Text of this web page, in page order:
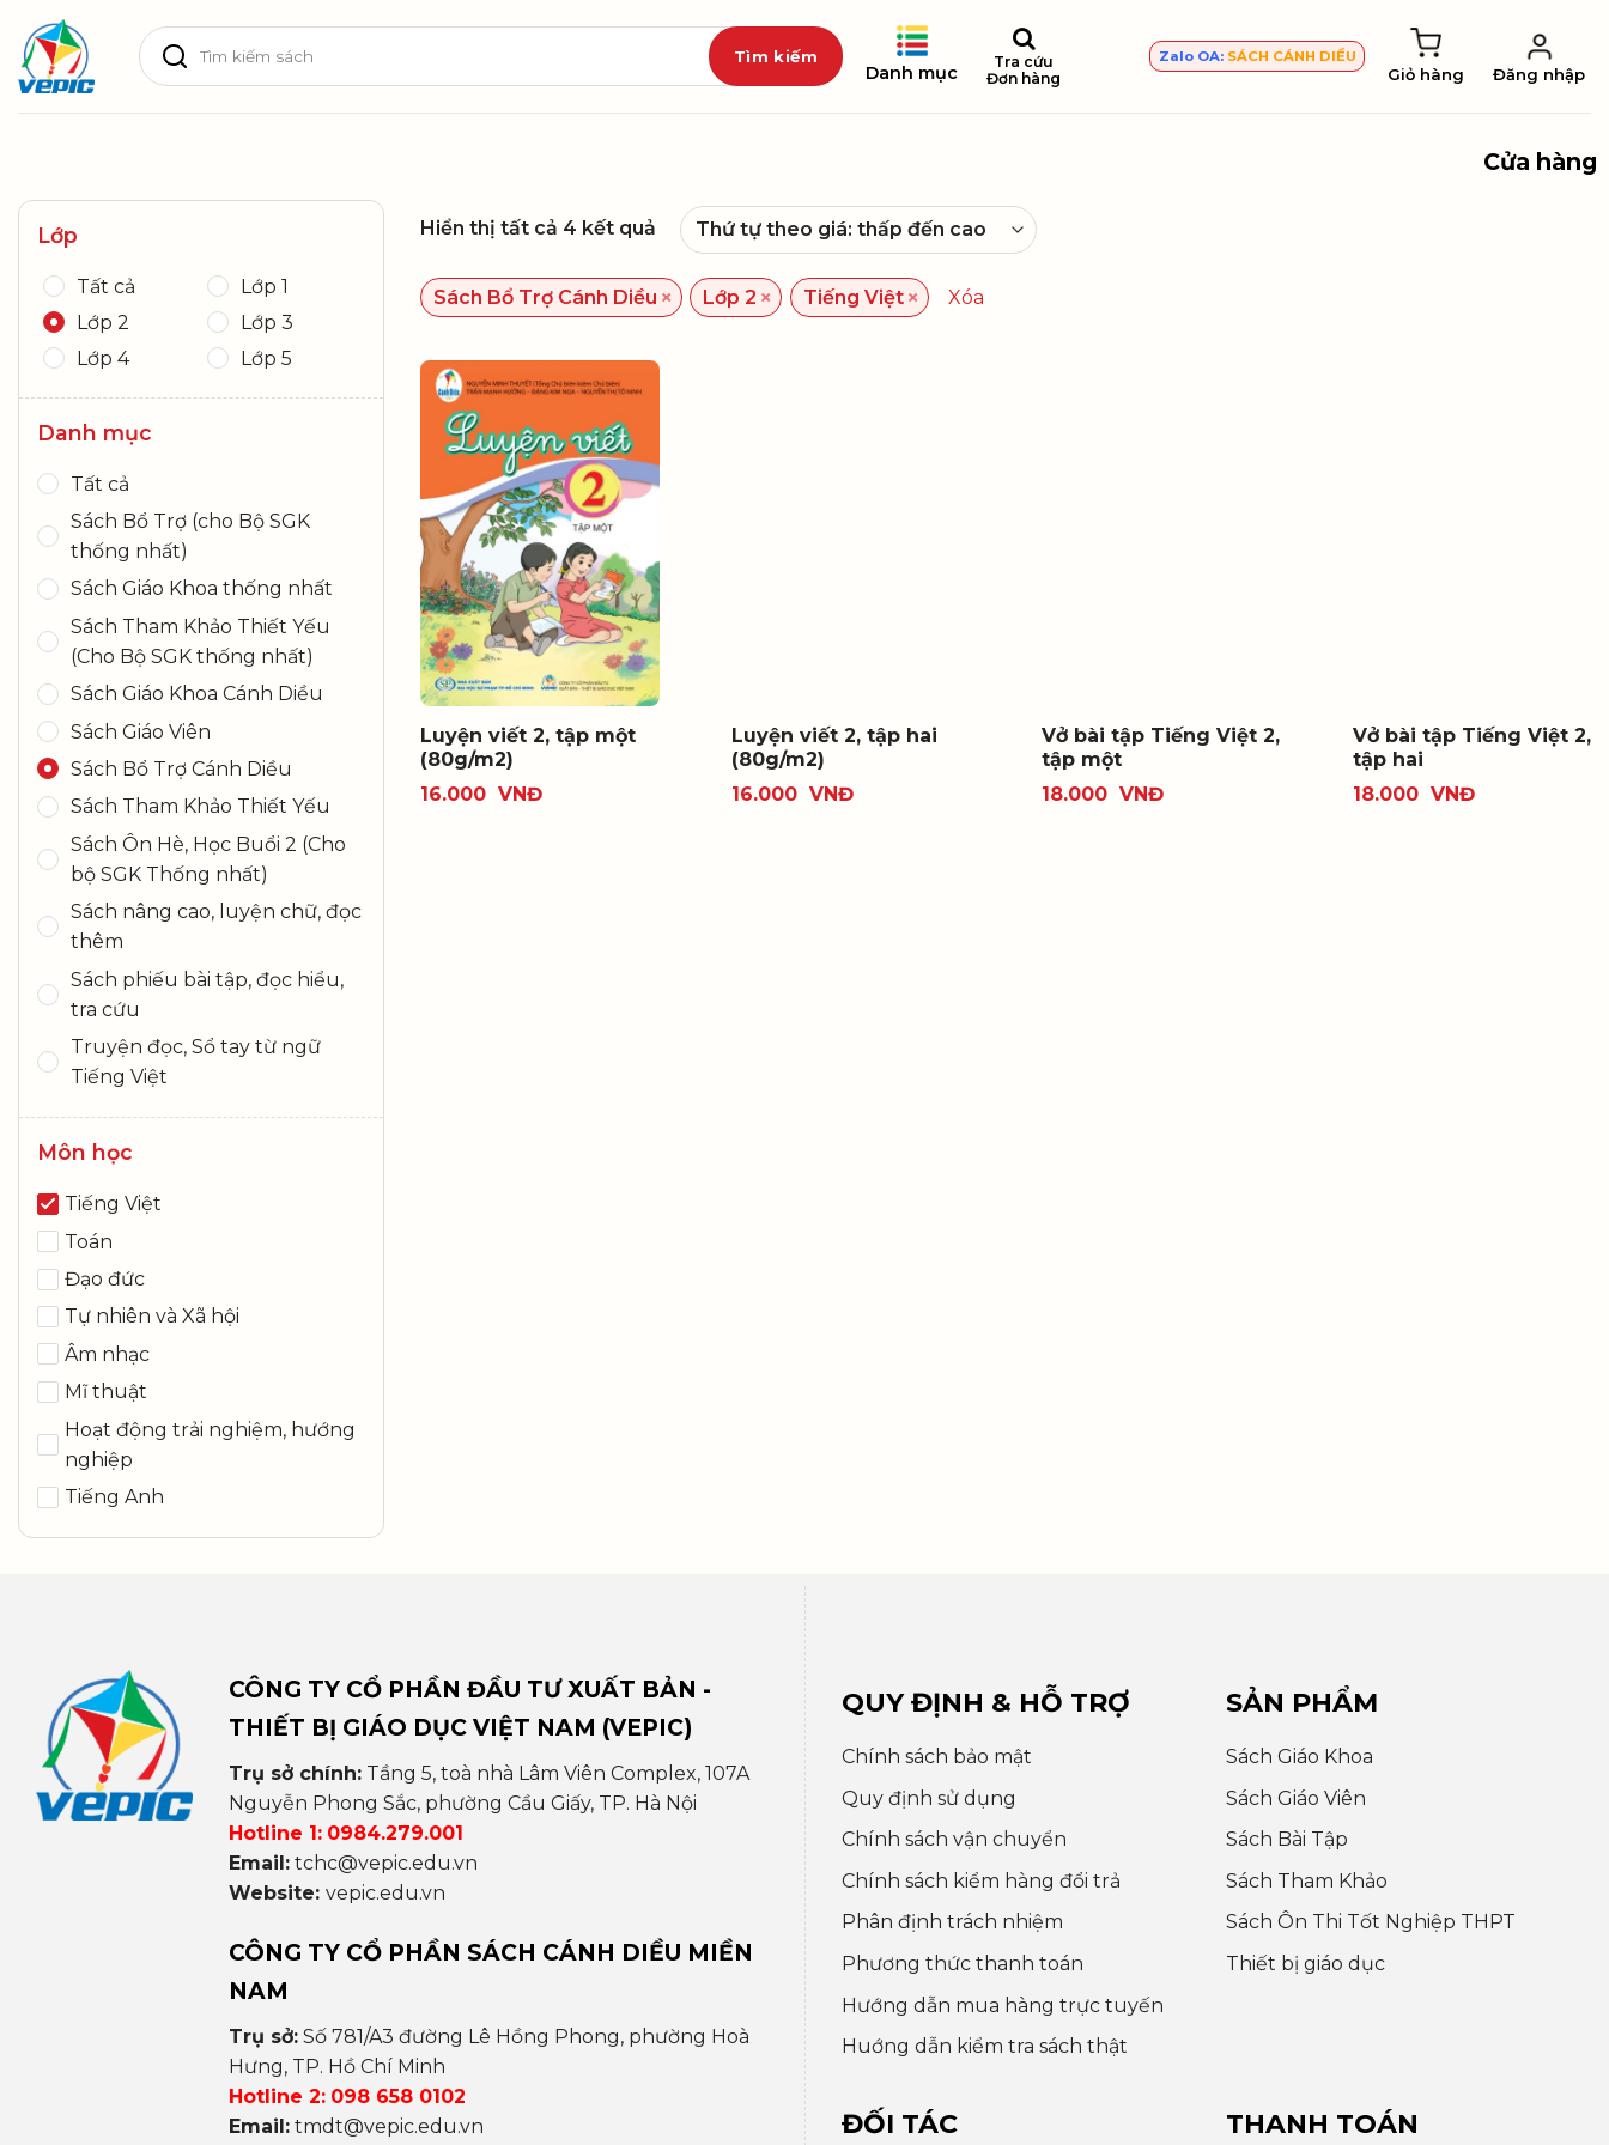
content
Tìm
kiếm:
Danh mục
Tra cứu
Đơn hàng
Zalo OA: SÁCH CÁNH DIỀU
Giỏ hàng Đăng nhập
Cửa hàng
Lớp
Tất cả
Lớp 1
Lớp 2
Lớp 3
Lớp 4
Lớp 5
Danh mục
Tất cả
Sách Bổ Trợ (cho Bộ SGK
thống nhất)
Sách Giáo Khoa thống nhất
Sách Tham Khảo Thiết Yếu
(Cho Bộ SGK thống nhất)
Sách Giáo Khoa Cánh Diều
Sách Giáo Viên
Sách Bổ Trợ Cánh Diều
Sách Tham Khảo Thiết Yếu
Sách Ôn Hè, Học Buổi 2 (Cho
bộ SGK Thống nhất)
Sách nâng cao, luyện chữ, đọc
thêm
Sách phiếu bài tập, đọc hiểu,
tra cứu
Truyện đọc, Sổ tay từ ngữ
Tiếng Việt
Môn học
Tiếng Việt
Toán
Đạo đức
Tự nhiên và Xã hội
Âm nhạc
Mĩ thuật
Hoạt động trải nghiệm, hướng
nghiệp
Tiếng Anh
Hiển thị tất cả 4 kết quả
Sách Bổ Trợ Cánh Diều × Lớp 2 × Tiếng Việt × Xóa
Luyện viết 2, tập một
(80g/m2)
16.000 VNĐ
Luyện viết 2, tập hai
(80g/m2)
16.000 VNĐ
Vở bài tập Tiếng Việt 2,
tập một
18.000 VNĐ
Vở bài tập Tiếng Việt 2,
tập hai
18.000 VNĐ
CÔNG TY CỔ PHẦN ĐẦU TƯ XUẤT BẢN -
THIẾT BỊ GIÁO DỤC VIỆT NAM (VEPIC)
Trụ sở chính:Tầng 5, toà nhà Lâm Viên Complex, 107A
Nguyễn Phong Sắc, phường Cầu Giấy, TP. Hà Nội
Hotline 1: 0984.279.001
Email: tchc@vepic.edu.vn
Website: vepic.edu.vn
CÔNG TY CỔ PHẦN SÁCH CÁNH DIỀU MIỀN
NAM
Trụ sở:Số 781/A3 đường Lê Hồng Phong, phường Hoà
Hưng, TP. Hồ Chí Minh
Hotline 2: 098 658 0102
Email: tmdt@vepic.edu.vn
QUY ĐỊNH & HỖ TRỢ
Chính sách bảo mật
Quy định sử dụng
Chính sách vận chuyển
Chính sách kiểm hàng đổi trả
Phân định trách nhiệm
Phương thức thanh toán
Hướng dẫn mua hàng trực tuyến
Huớng dẫn kiểm tra sách thật
SẢN PHẨM
Sách Giáo Khoa
Sách Giáo Viên
Sách Bài Tập
Sách Tham Khảo
Sách Ôn Thi Tốt Nghiệp THPT
Thiết bị giáo dục
ĐỐI TÁC THANH TOÁN